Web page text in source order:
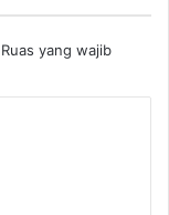
Ruas yang wajib